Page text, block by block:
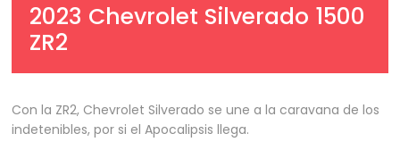
2023 Chevrolet Silverado 1500
ZR2
Con la ZR2, Chevrolet Silverado se une a la caravana de los
indetenibles, por si el Apocalipsis llega.